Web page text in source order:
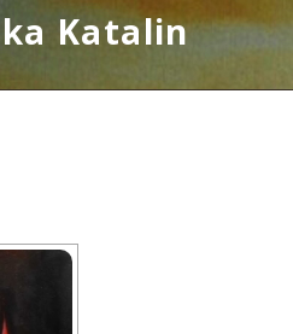
Katalin